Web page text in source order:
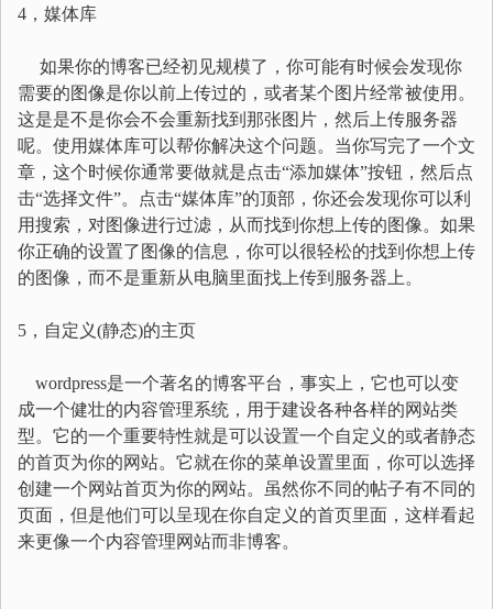
4，媒体库
如果你的博客已经初见规模了，你可能有时候会发现你
需要的图像是你以前上传过的，或者某个图片经常被使用。
这是是不是你会不会重新找到那张图片，然后上传服务器
呢。使用媒体库可以帮你解决这个问题。当你写完了一个文
章，这个时候你通常要做就是点击“添加媒体”按钮，然后点
击“选择文件”。点击“媒体库”的顶部，你还会发现你可以利
用搜索，对图像进行过滤，从而找到你想上传的图像。如果
你正确的设置了图像的信息，你可以很轻松的找到你想上传
的图像，而不是重新从电脑里面找上传到服务器上。
5，自定义(静态)的主页
wordpress是一个著名的博客平台，事实上，它也可以变
成一个健壮的内容管理系统，用于建设各种各样的网站类
型。它的一个重要特性就是可以设置一个自定义的或者静态
的首页为你的网站。它就在你的菜单设置里面，你可以选择
创建一个网站首页为你的网站。虽然你不同的帖子有不同的
页面，但是他们可以呈现在你自定义的首页里面，这样看起
来更像一个内容管理网站而非博客。